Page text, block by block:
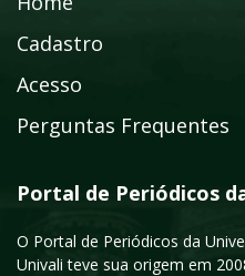
Cadastro
Acesso
Perguntas Frequentes
Portal de Periódicos
O Portal de Periódicos da
Univali teve sua origem em